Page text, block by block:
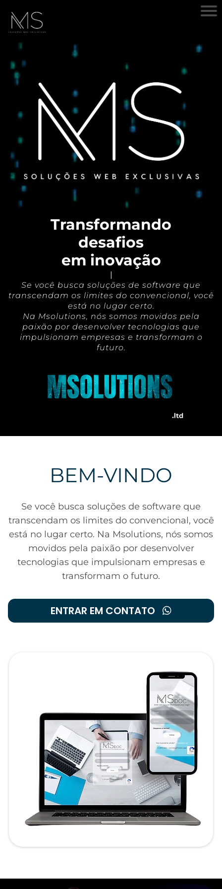
Transformando
desafios
em inovação
|
Se você busca soluções de software que
transcendam os limites do convencional, você
está no lugar certo.
Na Msolutions, nós somos movidos pela
paixão por desenvolver tecnologias que
impulsionam empresas e transformam o
futuro.
BEM-VINDO
Se você busca soluções de software que
transcendam os limites do convencional, você
está no lugar certo. Na Msolutions, nós somos
movidos pela paixão por desenvolver
tecnologias que impulsionam empresas e
transformam o futuro.
ENTRAR EM CONTATO